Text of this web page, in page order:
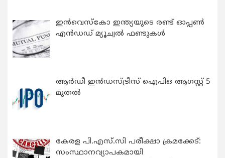
ഇന്‍വെസ്കോ ഇന്ത്യയുടെ രണ്ട് ഓപ്പണ്‍
എന്‍ഡഡ് മ്യൂച്വല്‍ ഫണ്ടുകള്‍
ആർഡീ ഇൻഡസ്ട്രീസ് ഐപിഒ ആഗസ്റ്റ് 5
മുതൽ
കേരള പി.എസ്.സി പരീക്ഷാ ക്രമക്കേട്:
സംസ്ഥാനവ്യാപകമായി